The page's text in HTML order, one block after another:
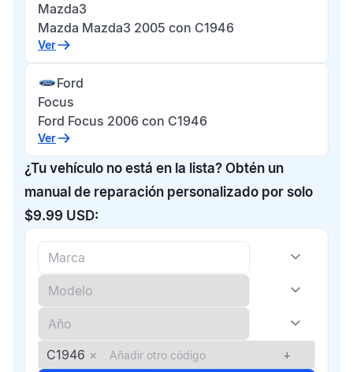
Mazda3
Mazda Mazda3 2005 con C1946
Ver
Ford
Focus
Ford Focus 2006 con C1946
Ver
¿Tu vehículo no está en la lista? Obtén un
manual de reparación personalizado por solo
$9.99 USD:
C1946 × +